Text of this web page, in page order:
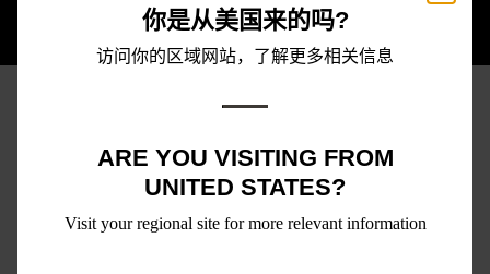
你是从美国来的吗?
访问你的区域网站，了解更多相关信息
ARE YOU VISITING FROM
UNITED STATES?
Visit your regional site for more relevant information